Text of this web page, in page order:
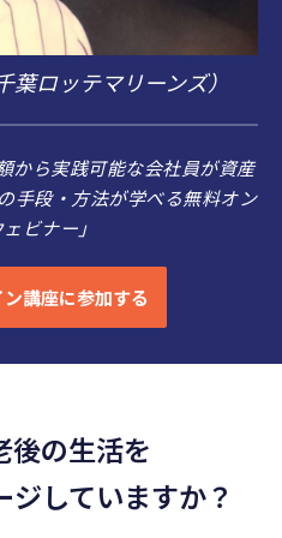
ロッテマリーンズ）
から実践可能な会社員が資産
手段・方法が学べる無料オン
ビナー」
講座に参加する
後の生活を
ジしていますか？